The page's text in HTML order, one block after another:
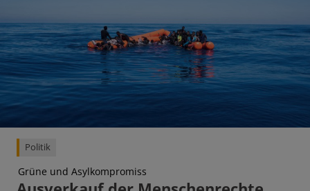
Politik
Grüne und Asylkompromiss